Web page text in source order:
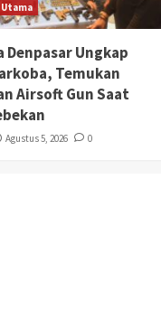
Utama
Denpasar Ungkap
Temukan
Airsoft Gun Saat
Agustus 5, 2026 0